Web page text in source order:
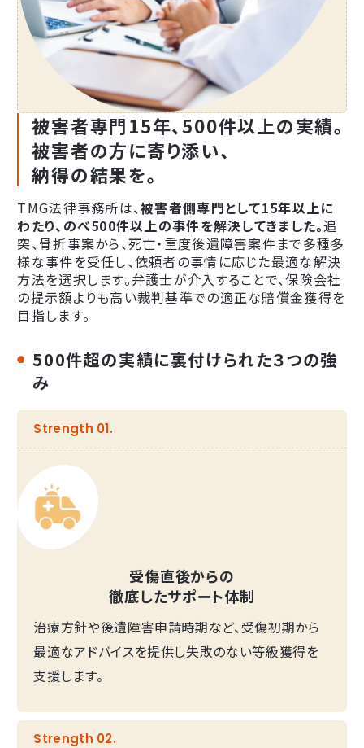
被害者専門15年、500件以上の実績。
被害者の方に寄り添い、
納得の結果を。
TMG法律事務所は、被害者側専門として15年以上に
わたり、のべ500件以上の事件を解決してきました。追
突、骨折事案から、死亡・重度後遺障害案件まで多種多
様な事件を受任し、依頼者の事情に応じた最適な解決
方法を選択します。弁護士が介入することで、保険会社
の提示額よりも高い裁判基準での適正な賠償金獲得を
目指します。
500件超の実績に裏付けられた３つの強
み
Strength 01.
受傷直後からの
徹底したサポート体制
治療方針や後遺障害申請時期など、受傷初期から
最適なアドバイスを提供し失敗のない等級獲得を
支援します。
Strength 02.